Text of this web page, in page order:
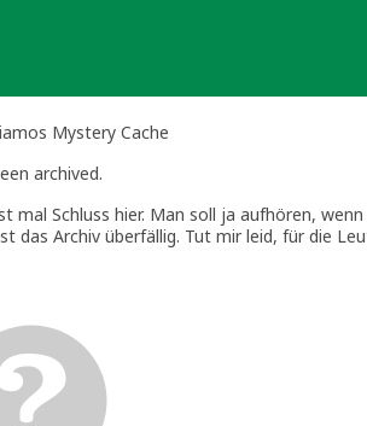
Mystery Cache
archived.
mal Schluss hier. Man soll ja aufhören,
das Archiv überfällig. Tut mir leid, für die
Viele Orte des Caches sind schon längst
[:D]